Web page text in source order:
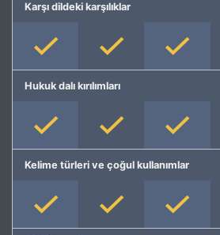
Karşı dildeki karşılıklar
Hukuk dalı kırılımları
Kelime türleri ve çoğul kullanımlar